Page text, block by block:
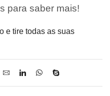
para saber mais!
e tire todas as suas